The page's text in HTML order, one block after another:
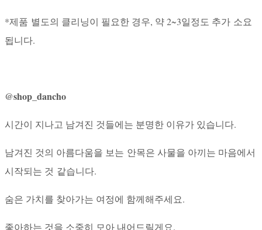
*제품 별도의 클리닝이 필요한 경우, 약 2~3일정도 추가 소요
됩니다.
@shop_dancho
시간이 지나고 남겨진 것들에는 분명한 이유가 있습니다.
남겨진 것의 아름다움을 보는 안목은 사물을 아끼는 마음에서
시작되는 것 같습니다.
숨은 가치를 찾아가는 여정에 함께해주세요.
좋아하는 것을 소중히 모아 내어드릴게요.